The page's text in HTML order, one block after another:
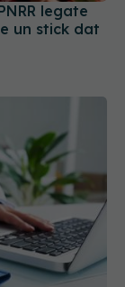
legate
un stick dat